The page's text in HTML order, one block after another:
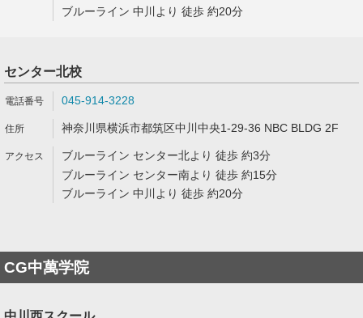
ブルーライン 中川より 徒歩 約20分
センター北校
045-914-3228
神奈川県横浜市都筑区中川中央1-29-36 NBC BLDG 2F
ブルーライン センター北より 徒歩 約3分
ブルーライン センター南より 徒歩 約15分
ブルーライン 中川より 徒歩 約20分
CG中萬学院